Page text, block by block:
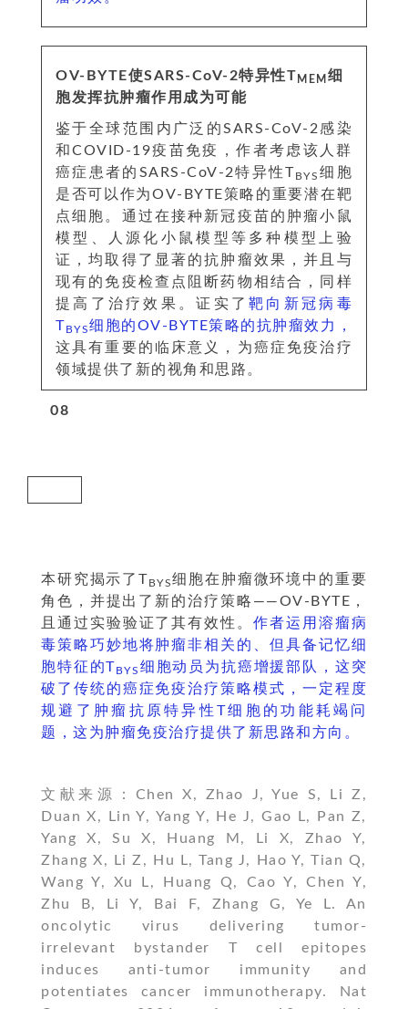
OV-BYTE使SARS-CoV-2特异性T MEM 细
胞发挥抗肿瘤作用成为可能
鉴于全球范围内广泛的SARS-CoV-2感染
和COVID-19疫苗免疫，作者考虑该人群
癌症患者的SARS-CoV-2特异性TBYS 细胞
是否可以作为OV-BYTE策略的重要潜在靶
点细胞。通过在接种新冠疫苗的肿瘤小鼠
模型、人源化小鼠模型等多种模型上验
证，均取得了显著的抗肿瘤效果，并且与
现有的免疫检查点阻断药物相结合，同样
提高了治疗效果。证实了靶向新冠病毒
TBYS细胞的OV-BYTE策略的抗肿瘤效力，
这具有重要的临床意义，为癌症免疫治疗
领域提供了新的视角和思路。
08
本研究揭示了TBYS细胞在肿瘤微环境中的重要
角色，并提出了新的治疗策略——OV-BYTE，
且通过实验验证了其有效性。 作者运用溶瘤病
毒策略巧妙地将肿瘤非相关的、但具备记忆细
胞特征的TBYS 细胞动员为抗癌增援部队，这突
破了传统的癌症免疫治疗策略模式，一定程度
规避了肿瘤抗原特异性T细胞的功能耗竭问
题，这为肿瘤免疫治疗提供了新思路和方向。
文献来源：Chen X, Zhao J, Yue S, Li Z,
Duan X, Lin Y, Yang Y, He J, Gao L, Pan Z,
Yang X, Su X, Huang M, Li X, Zhao Y,
Zhang X, Li Z, Hu L, Tang J, Hao Y, Tian Q,
Wang Y, Xu L, Huang Q, Cao Y, Chen Y,
Zhu B, Li Y, Bai F, Zhang G, Ye L. An
oncolytic virus delivering tumor-
irrelevant bystander T cell epitopes
induces anti-tumor immunity and
potentiates cancer immunotherapy. Nat